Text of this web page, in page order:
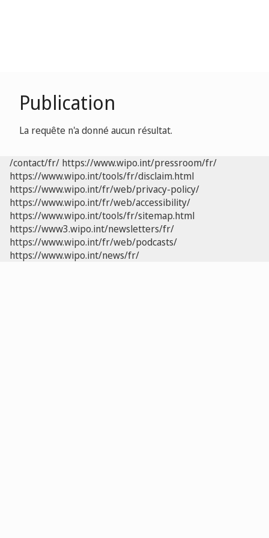
Publication
La requête n'a donné aucun résultat.
/contact/fr/ https://www.wipo.int/pressroom/fr/
https://www.wipo.int/tools/fr/disclaim.html
https://www.wipo.int/fr/web/privacy-policy/
https://www.wipo.int/fr/web/accessibility/
https://www.wipo.int/tools/fr/sitemap.html
https://www3.wipo.int/newsletters/fr/
https://www.wipo.int/fr/web/podcasts/
https://www.wipo.int/news/fr/